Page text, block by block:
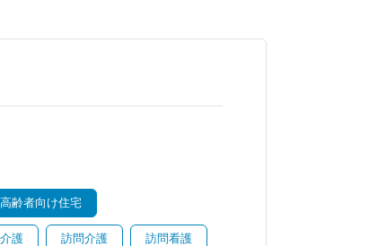
齢者向け住宅
護 訪問介護 訪問看護